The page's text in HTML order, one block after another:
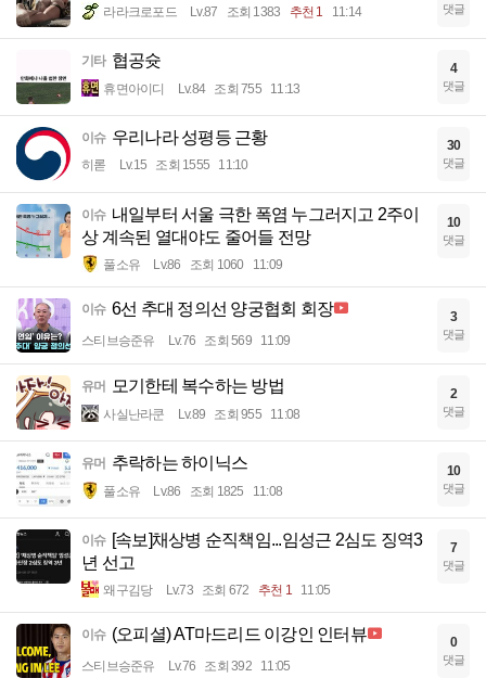
라라크로포드 Lv.87 조회 1383 추천 1 11:14 댓글
기타 협공슛
휴면아이디 Lv.84 조회 755 11:13
4
댓글
이슈 우리나라 성평등 근황
히롣 Lv.15 조회 1555 11:10
30
댓글
이슈 내일부터 서울 극한 폭염 누그러지고 2주이
상 계속된 열대야도 줄어들 전망
풀소유 Lv.86 조회 1060 11:09
10
댓글
이슈 6선 추대 정의선 양궁협회 회장
스티브승준유 Lv.76 조회 569 11:09
3
댓글
유머 모기한테 복수하는 방법
사실난라쿤 Lv.89 조회 955 11:08
2
댓글
유머 추락하는 하이닉스
풀소유 Lv.86 조회 1825 11:08
10
댓글
이슈 [속보]채상병 순직책임...임성근 2심도 징역3
년 선고
왜구김당 Lv.73 조회 672 추천 1 11:05
7
댓글
이슈 (오피셜) AT마드리드 이강인 인터뷰
스티브승준유 Lv.76 조회 392 11:05
0
댓글